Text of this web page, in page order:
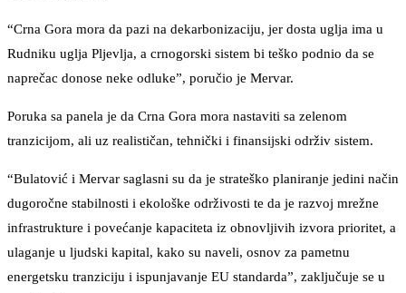
“Crna Gora mora da pazi na dekarbonizaciju, jer dosta uglja ima u
Rudniku uglja Pljevlja, a crnogorski sistem bi teško podnio da se
naprečac donose neke odluke”, poručio je Mervar.
Poruka sa panela je da Crna Gora mora nastaviti sa zelenom
tranzicijom, ali uz realističan, tehnički i finansijski održiv sistem.
“Bulatović i Mervar saglasni su da je strateško planiranje jedini način
dugoročne stabilnosti i ekološke održivosti te da je razvoj mrežne
infrastrukture i povećanje kapaciteta iz obnovljivih izvora prioritet, a
ulaganje u ljudski kapital, kako su naveli, osnov za pametnu
energetsku tranziciju i ispunjavanje EU standarda”, zaključuje se u